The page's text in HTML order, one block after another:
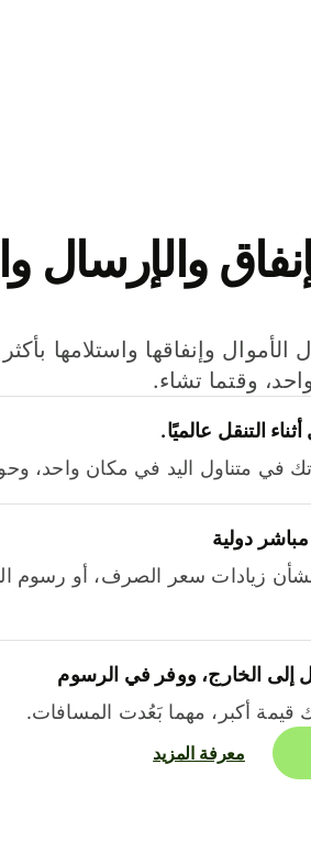
والإرسال
وقتما تشاء.
أثناء التنقل عالميًا.
في متناول اليد في مكان واحد،
دولية
بشأن زيادات سعر الصرف، أو رسوم
إلى الخارج، ووفر في الرسوم
قيمة أكبر، مهما بَعُدت المسافات.
معرفة المزيد